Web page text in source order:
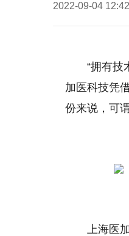
2022-09-04
“拥有技
加医科技凭
份来说，可
上海医